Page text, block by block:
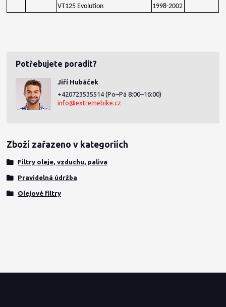
VT125 Evolution
1998-2002
Potřebujete poradit?
Jiří Hubáček
+420723535514 (Po–Pá 8:00–16:00)
info@extremebike.cz
Zboží zařazeno v kategoriích
Filtry oleje, vzduchu, paliva
Pravidelná údržba
Olejové filtry